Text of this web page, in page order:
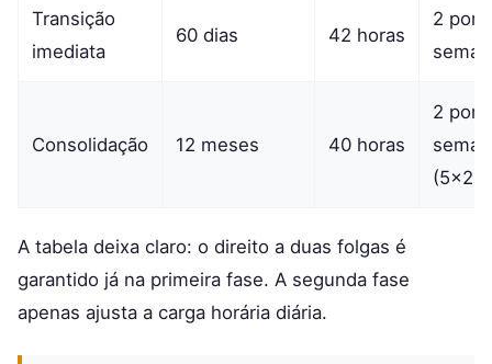
Transição
imediata
60 dias 42 horas
2 por
Consolidação 12 meses 40 horas
2 por
(5×2)
A tabela deixa claro: o direito a duas folgas é
garantido já na primeira fase. A segunda fase
apenas ajusta a carga horária diária.